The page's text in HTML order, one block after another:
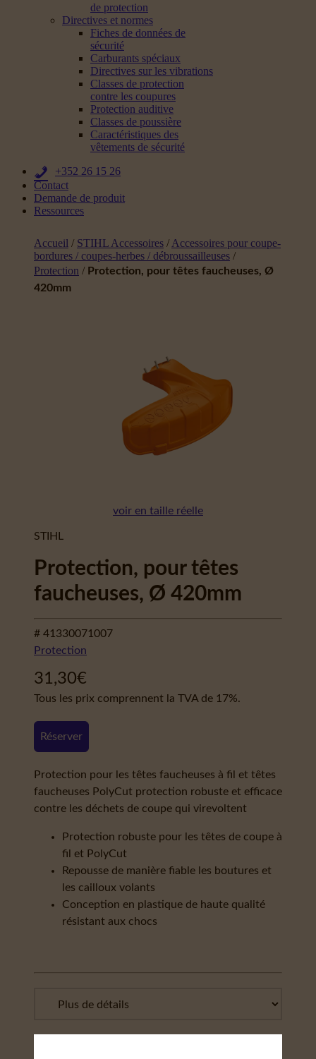
de protection
Directives et normes
Fiches de données de
sécurité
Carburants spéciaux
Directives sur les vibrations
Classes de protection
contre les coupures
Protection auditive
Classes de poussière
Caractéristiques des
vêtements de sécurité
+352 26 15 26
Contact
Demande de produit
Ressources
Accueil / STIHL Accessoires / Accessoires pour coupe-
bordures / coupes-herbes / débroussailleuses /
Protection / Protection, pour têtes faucheuses, Ø
420mm
voir en taille réelle
STIHL
Protection, pour têtes
faucheuses, Ø 420mm
# 41330071007
Protection
31,30€
Tous les prix comprennent la TVA de 17%.
Réserver
Protection pour les têtes faucheuses à fil et têtes
faucheuses PolyCut protection robuste et efficace
contre les déchets de coupe qui virevoltent
Protection robuste pour les têtes de coupe à
fil et PolyCut
Repousse de manière fiable les boutures et
les cailloux volants
Conception en plastique de haute qualité
résistant aux chocs